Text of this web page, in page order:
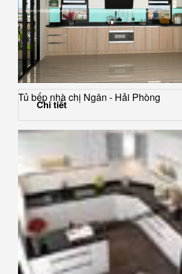
Tủ bếp nhà chị Ngân - Hải Phòng
Chi tiết